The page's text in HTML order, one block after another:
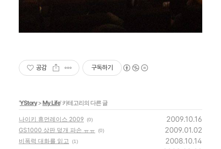
공감 구독하기
'YStory>My Life' 카테고리의 다른 글
나이키 휴먼레이스 2009 (0) 2009.10.16
GS1000 상판 덮개 파손 ㅠㅠ (0) 2009.01.02
비폭력 대화를 읽고 (1) 2008.10.14